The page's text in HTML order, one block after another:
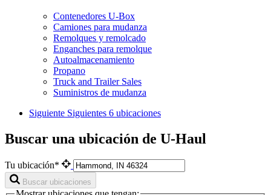
Contenedores U-Box
Camiones para mudanza
Remolques y remolcado
Enganches para remolque
Autoalmacenamiento
Propano
Truck and Trailer Sales
Suministros de mudanza
Siguiente Siguientes 6 ubicaciones
Buscar una ubicación de U-Haul
Tu ubicación*
Buscar ubicaciones